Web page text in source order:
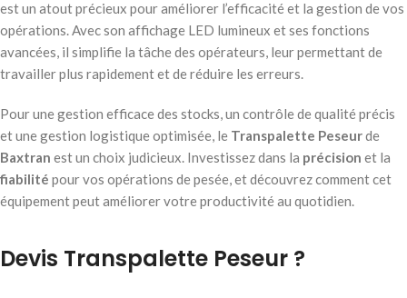
est un atout précieux pour améliorer l’efficacité et la gestion de vos
opérations. Avec son affichage LED lumineux et ses fonctions
avancées, il simplifie la tâche des opérateurs, leur permettant de
travailler plus rapidement et de réduire les erreurs.
Pour une gestion efficace des stocks, un contrôle de qualité précis
et une gestion logistique optimisée, le Transpalette Peseurde
Baxtran est un choix judicieux. Investissez dans la précision et la
fiabilité pour vos opérations de pesée, et découvrez comment cet
équipement peut améliorer votre productivité au quotidien.
Devis Transpalette Peseur ?